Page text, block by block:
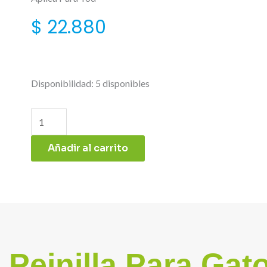
$ 22.880
Disponibilidad: 5 disponibles
Para
Spa
Añadir al carrito